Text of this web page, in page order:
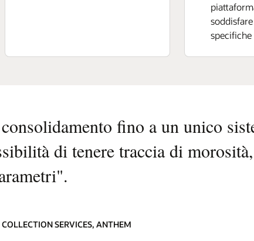
fino a un unico
di tenere traccia di
".
SERVICES, ANTHEM